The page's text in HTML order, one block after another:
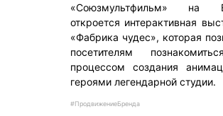
«Союзмультфильм» на
откроется интерактивная
«Фабрика чудес», которая
посетителям
процессом создания
героями легендарной студии.
#ПродвижениеБренда